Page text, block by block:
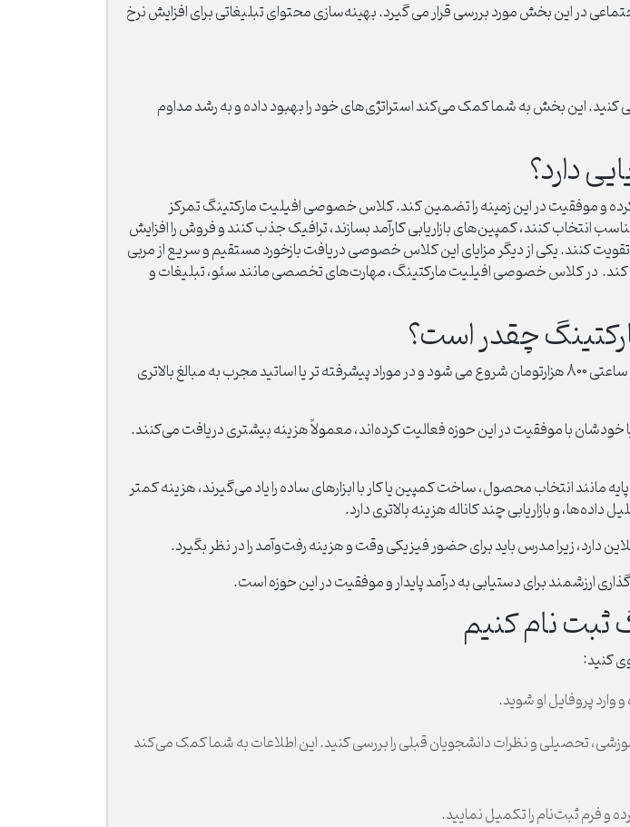
در این بخش مورد بررسی قرار می گیرد. بهینه‌سازی محتوای تبلیغاتی برای افزایش نرخ
کنید. این بخش به شما کمک می‌کند استراتژی‌های خود را بهبود داده و به رشد مداوم
دارد؟
و موفقیت در این زمینه را تضمین کند. کلاس خصوصی افیلیت مارکتینگ تمرکز
کنند، کمپین‌های بازاریابی کارآمد بسازند، ترافیک جذب کنند و فروش را افزایش
کنند. یکی از دیگر مزایای این کلاس خصوصی دریافت بازخورد مستقیم و سریع از مربی
کند. در کلاس خصوصی افیلیت مارکتینگ، مهارت‌های تخصصی مانند سئو، تبلیغات و
چقدر است؟
هزینه تدریس خصوصی افیلیت مارکتینگ به عوامل مختلفی بستگی دارد و معمولا از ساعتی 800 هزارتومان شروع می شود و در موراد پیشرفته تر یا اساتید مجرب به مبالغ بالاتری
خودشان با موفقیت در این حوزه فعالیت کرده‌اند، معمولاً هزینه بیشتری دریافت می‌کنند.
انتخاب محصول، ساخت کمپین یا کار با ابزارهای ساده را یاد می‌گیرند، هزینه کمتر
و بازاریابی چند کاناله هزینه بالاتری دارد.
زیرا مدرس باید برای حضور فیزیکی وقت و هزینه رفت‌وآمد را در نظر بگیرد.
ارزشمند برای دستیابی به درآمد پایدار و موفقیت در این حوزه است.
نام کنیم
کنید:
وارد پروفایل او شوید.
تحصیلی و نظرات دانشجویان قبلی را بررسی کنید. این اطلاعات به شما کمک می‌کند
فرم ثبت‌نام را تکمیل نمایید.